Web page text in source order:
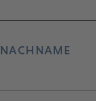
NACHNAME